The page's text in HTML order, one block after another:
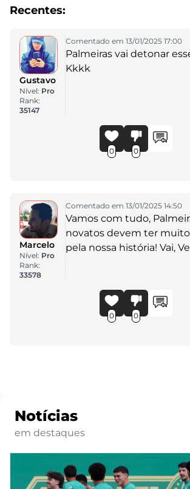
Recentes:
Gustavo
Nível: Pro
Rank:
35147
Comentado em 13/01/2025 17:00
Palmeiras vai detonar
Kkkk
0 0
Marcelo
Nível: Pro
Rank:
33578
Comentado em 13/01/2025 14:50
Vamos com tudo,
novatos devem ter
pela nossa história! Vai,
0 0
Notícias
em destaques